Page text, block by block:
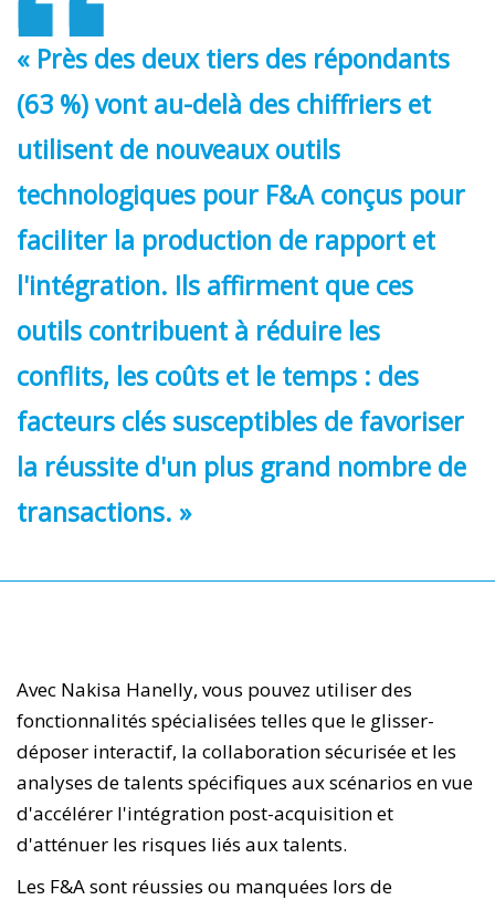
« Près des deux tiers des répondants
(63 %) vont au-delà des chiffriers et
utilisent de nouveaux outils
technologiques pour F&A conçus pour
faciliter la production de rapport et
l'intégration. Ils affirment que ces
outils contribuent à réduire les
conflits, les coûts et le temps : des
facteurs clés susceptibles de favoriser
la réussite d'un plus grand nombre de
transactions. »
Avec Nakisa Hanelly, vous pouvez utiliser des
fonctionnalités spécialisées telles que le glisser-
déposer interactif, la collaboration sécurisée et les
analyses de talents spécifiques aux scénarios en vue
d'accélérer l'intégration post-acquisition et
d'atténuer les risques liés aux talents.
Les F&A sont réussies ou manquées lors de